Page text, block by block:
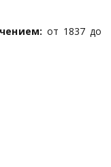
от 1837 до